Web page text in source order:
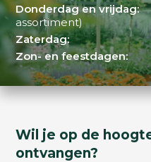
Donderdag en vrijdag:
assortiment)
Zaterdag:
Zon- en feestdagen:
Wil je op de
ontvangen?